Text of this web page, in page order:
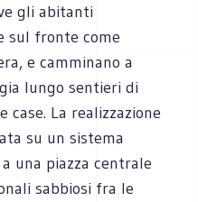
gli abitanti
sul fronte come
e camminano a
lungo sentieri di
case. La realizzazione
su un sistema
una piazza centrale
sabbiosi fra le